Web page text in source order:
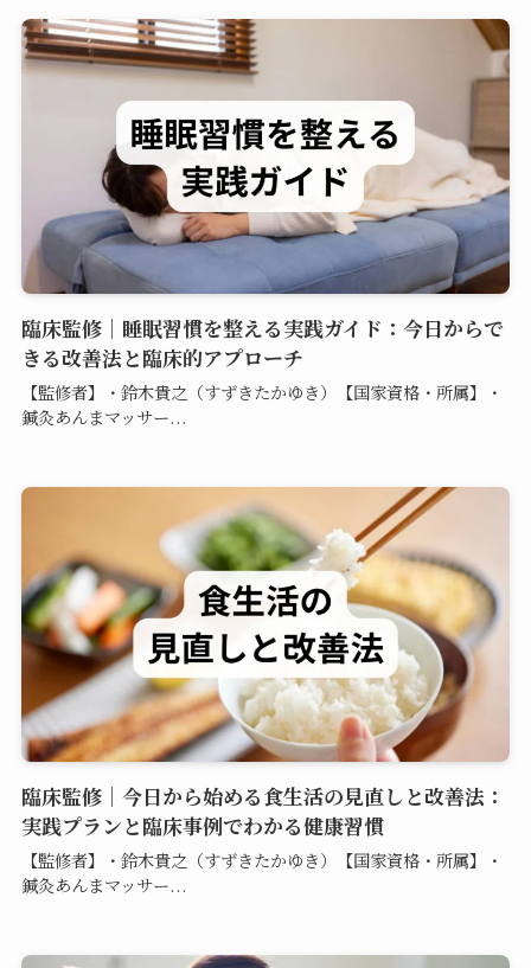
臨床監修｜睡眠習慣を整える実践ガイド：今日からで
きる改善法と臨床的アプローチ
【監修者】・鈴木貴之（すずきたかゆき）【国家資格・所属】・
鍼灸あんまマッサー...
臨床監修｜今日から始める食生活の見直しと改善法：
実践プランと臨床事例でわかる健康習慣
【監修者】・鈴木貴之（すずきたかゆき）【国家資格・所属】・
鍼灸あんまマッサー...